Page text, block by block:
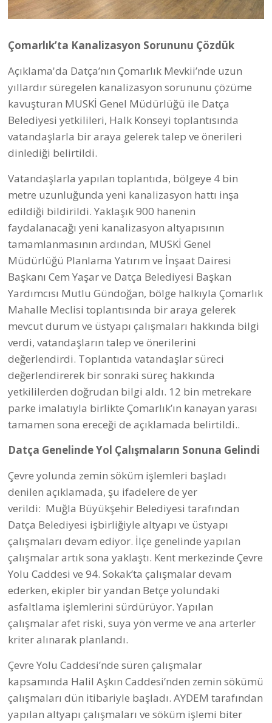
verdi, vatandaşların talep ve önerilerini
değerlendirerek bir sonraki süreç hakkında
yetkililerden doğrudan bilgi aldı. 12 bin metrekare
parke imalatıyla birlikte Çomarlık’ın kanayan yarası
tamamen sona ereceği de açıklamada belirtildi..
Datça Genelinde Yol Çalışmaların Sonuna Gelindi
Çevre yolunda zemin söküm işlemleri başladı
verildi:Muğla Büyükşehir Belediyesi tarafından
Datça Belediyesi işbirliğiyle altyapı ve üstyapı
çalışmaları devam ediyor. İlçe genelinde yapılan
çalışmalar artık sona yaklaştı. Kent merkezinde Çevre
Yolu Caddesi ve 94. Sokak’ta çalışmalar devam
ederken, ekipler bir yandan Betçe yolundaki
asfaltlama işlemlerini sürdürüyor. Yapılan
çalışmalar afet riski, suya yön verme ve ana arterler
kriter alınarak planlandı.
Çevre Yolu Caddesi’nde süren çalışmalar
kapsamında Halil Aşkın Caddesi’nden zemin sökümü
çalışmaları dün itibariyle başladı. AYDEM tarafından
yapılan altyapı çalışmaları ve söküm işlemi biter
bitmez Çevre Yolu Caddesi’nin asfalt çalışmalarına
başlanacak. Öte yandan Datça Belediyesi Fen İşleri
kalan kaldırımlarda da tamirat çalışmalarını
sürdürüyor.
Datça’da Sokak Hayvanları Bize Emanet